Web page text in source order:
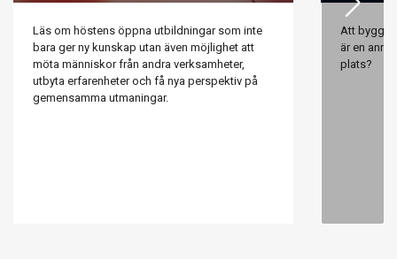
Läs om höstens öppna utbildningar som inte
bara ger ny kunskap utan även möjlighet att
möta människor från andra verksamheter,
utbyta erfarenheter och få nya perspektiv på
gemensamma utmaningar.
Att bygga
är en
plats?